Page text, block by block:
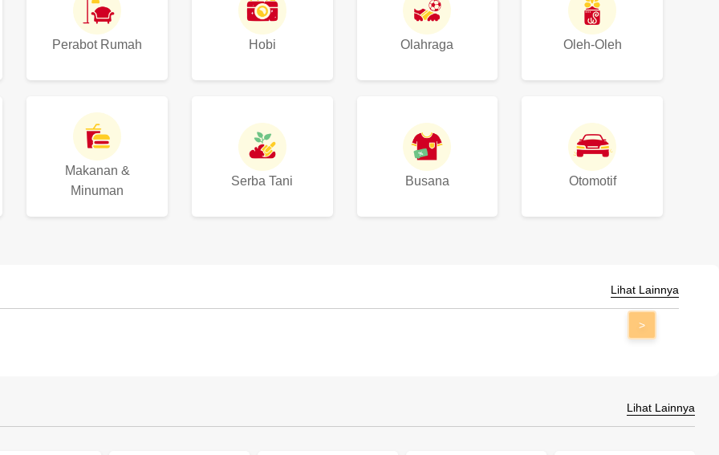
Perabot Rumah Hobi Olahraga Oleh-Oleh
Makanan &
Minuman
Serba Tani Busana Otomotif
Lihat Lainnya
>
Lihat Lainnya